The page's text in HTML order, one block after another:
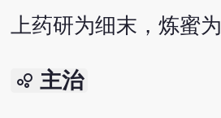
上药研为细末，炼蜜
bubble_chart 主治